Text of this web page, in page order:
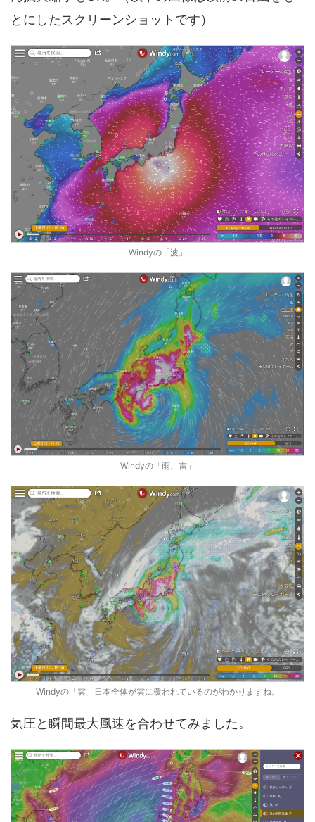
とにしたスクリーンショットです）
Windyの「波」
Windyの「雨、雷」
Windyの「雲」日本全体が雲に覆われているのがわかりますね。
気圧と瞬間最大風速を合わせてみました。